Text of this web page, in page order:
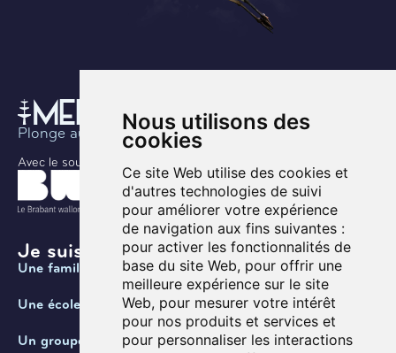
Nous utilisons des
cookies
Ce site Web utilise des cookies et
d'autres technologies de suivi
pour améliorer votre expérience
de navigation aux fins suivantes :
pour activer les fonctionnalités de
base du site Web, pour offrir une
meilleure expérience sur le site
Web, pour mesurer votre intérêt
pour nos produits et services et
pour personnaliser les interactions
Plonge au coeur de l’histoire
Avec le soutien de
Je suis ...
Une famille
Une école
Un groupe